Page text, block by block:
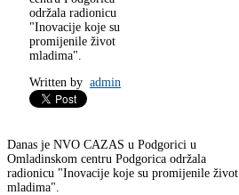
održala radionicu
"Inovacije koje su
promijenile život
mladima".
Written by admin
Danas je NVO CAZAS u Podgorici u
Omladinskom centru Podgorica održala
radionicu "Inovacije koje su promijenile život
mladima".